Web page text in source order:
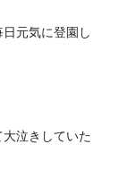
元気に登園し
泣きしていた